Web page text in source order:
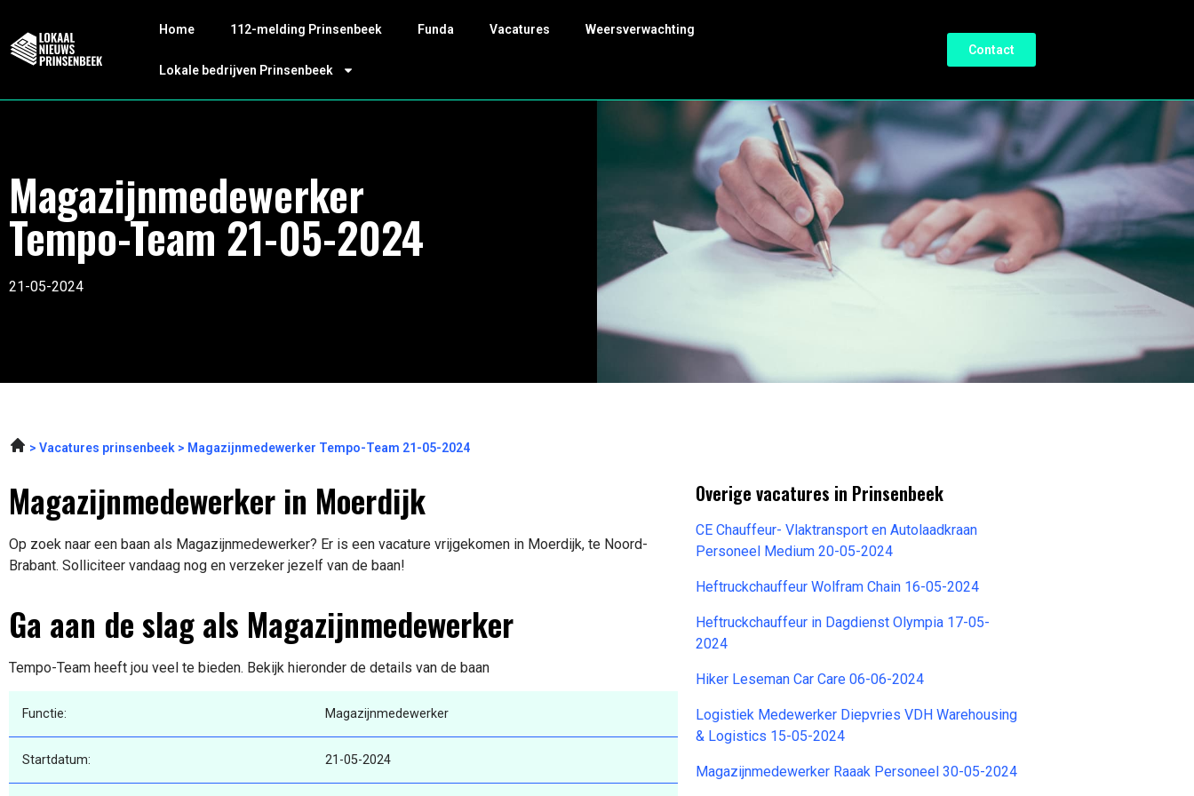
Home 112-melding Prinsenbeek Funda Vacatures Weersverwachting
Lokale bedrijven Prinsenbeek
Contact
Magazijnmedewerker
Tempo-Team 21-05-2024
21-05-2024
Vacatures prinsenbeek Magazijnmedewerker Tempo-Team 21-05-2024
Magazijnmedewerker in Moerdijk
Op zoek naar een baan als Magazijnmedewerker? Er is een vacature vrijgekomen in Moerdijk, te Noord-
Brabant. Solliciteer vandaag nog en verzeker jezelf van de baan!
Ga aan de slag als Magazijnmedewerker
Tempo-Team heeft jou veel te bieden. Bekijk hieronder de details van de baan
Functie: Magazijnmedewerker
Startdatum: 21-05-2024
Overige vacatures in Prinsenbeek
CE Chauffeur- Vlaktransport en Autolaadkraan
Personeel Medium 20-05-2024
Heftruckchauffeur Wolfram Chain 16-05-2024
Heftruckchauffeur in Dagdienst Olympia 17-05-
2024
Hiker Leseman Car Care 06-06-2024
Logistiek Medewerker Diepvries VDH Warehousing
& Logistics 15-05-2024
Magazijnmedewerker Raaak Personeel 30-05-2024